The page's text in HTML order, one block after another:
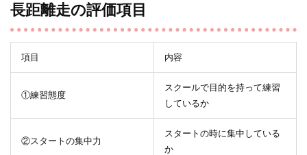
長距離走の評価項目
項目 内容
①練習態度
スクールで目的を持って練習
しているか
②スタートの集中力
スタートの時に集中している
か